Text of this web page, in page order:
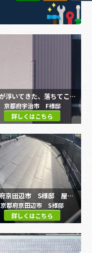
外壁が浮いてきた、落ちてこないか心配。屋根カバー・サイディング貼り替え・鉄板サイディング塗装・雨樋交換工事
京都府宇治市 F様邸
詳しくはこちら
京都府京田辺市 S様邸 屋根・外壁塗装工事
京都府京田辺市 S様邸
詳しくはこちら